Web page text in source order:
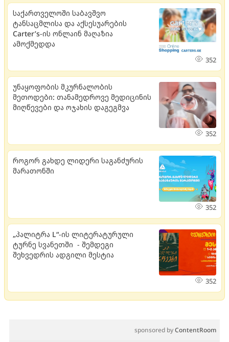
საქართველოში საბავშვო
ტანსაცმლისა და აქსესუარების
Carter’s-ის ონლაინ მაღაზია
ამოქმედდა
352
უნაყოფობის მკურნალობის
მეთოდები: თანამედროვე მედიცინის
მიღწევები და ოჯახის დაგეგმვა
352
როგორ გახდე ლიდერი საგანძურის
მარათონში
352
„პალიტრა L“-ის ლიტერატურული
ტურნე სვანეთში - შემდეგი
შეხვედრის ადგილი მესტია
352
sponsored byContentRoom